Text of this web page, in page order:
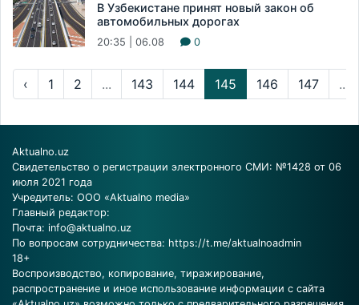
В Узбекистане принят новый закон об
автомобильных дорогах
20:35 | 06.08 0
‹ 1 2 ... 143 144 145 146 147 ...
Aktualno.uz
Свидетельство о регистрации электронного СМИ: №1428 от 06
июля 2021 года
Учредитель: ООО «Aktualno media»
Главный редактор:
Почта: info@aktualno.uz
По вопросам сотрудничества: https://t.me/aktualnoadmin
18+
Воспроизводство, копирование, тиражирование,
распространение и иное использование информации с сайта